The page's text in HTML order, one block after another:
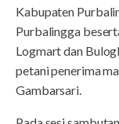
Kabupaten
Purbalingga
Logmart dan
petani penerima
Gambarsari.